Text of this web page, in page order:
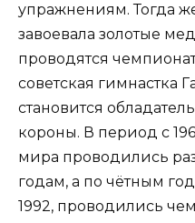
упражнениям. Тогда
завоевала золотые
проводятся
советская гимнастка
становится
короны. В период с
мира проводились
годам, а по чётным
1992, проводились